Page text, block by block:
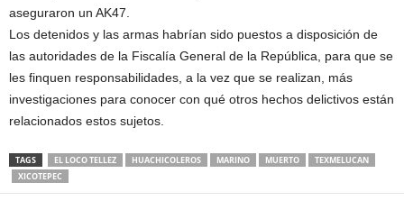
aseguraron un AK47.
Los detenidos y las armas habrían sido puestos a disposición de
las autoridades de la Fiscalía General de la República, para que se
les finquen responsabilidades, a la vez que se realizan, más
investigaciones para conocer con qué otros hechos delictivos están
relacionados estos sujetos.
TAGS EL LOCO TELLEZ HUACHICOLEROS MARINO MUERTO
TEXMELUCAN
XICOTEPEC